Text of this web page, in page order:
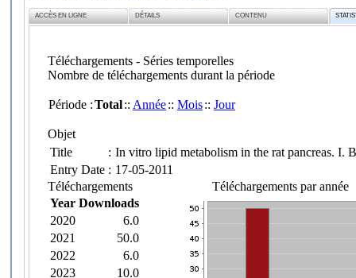
ACCÈS EN LIGNE DÉTAILS CONTENU